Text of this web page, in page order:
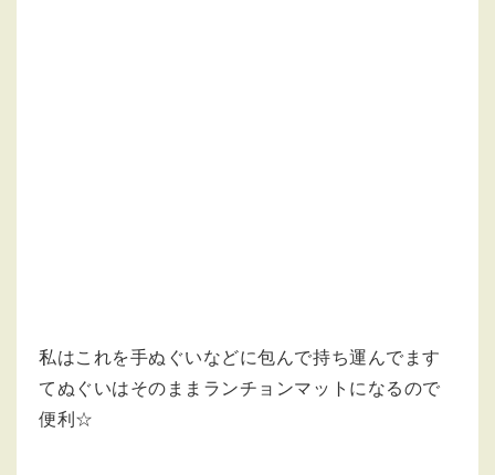
私はこれを手ぬぐいなどに包んで持ち運んでます
てぬぐいはそのままランチョンマットになるので
便利☆